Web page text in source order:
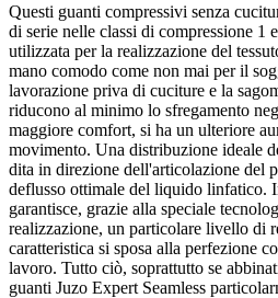
Questi guanti compressivi senza
di serie nelle classi di compressione 1
utilizzata per la realizzazione del
mano comodo come non mai per il
lavorazione priva di cuciture e la
riducono al minimo lo sfregamento
maggiore comfort, si ha un ulteriore
movimento. Una distribuzione ideale
dita in direzione dell'articolazione del
deflusso ottimale del liquido linfatico.
garantisce, grazie alla speciale
realizzazione, un particolare livello di
caratteristica si sposa alla perfezione
lavoro. Tutto ciò, soprattutto se
guanti Juzo Expert Seamless